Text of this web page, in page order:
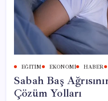
EĞITIM EKONOMI HABER
Sabah Baş
Çözüm Yolları